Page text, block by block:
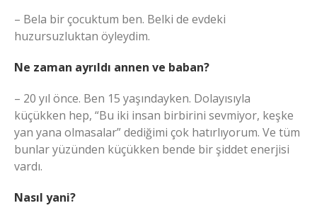
– Bela bir çocuktum ben. Belki de evdeki
huzursuzluktan öyleydim.
Ne zaman ayrıldı annen ve baban?
– 20 yıl önce. Ben 15 yaşındayken. Dolayısıyla
küçükken hep, “Bu iki insan birbirini sevmiyor, keşke
yan yana olmasalar” dediğimi çok hatırlıyorum. Ve tüm
bunlar yüzünden küçükken bende bir şiddet enerjisi
vardı.
Nasıl yani?